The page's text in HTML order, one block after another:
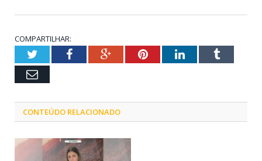
COMPARTILHAR:
TwitterFacebookGoogle+PinterestLinkedInTumblr
Email
CONTEÚDO RELACIONADO